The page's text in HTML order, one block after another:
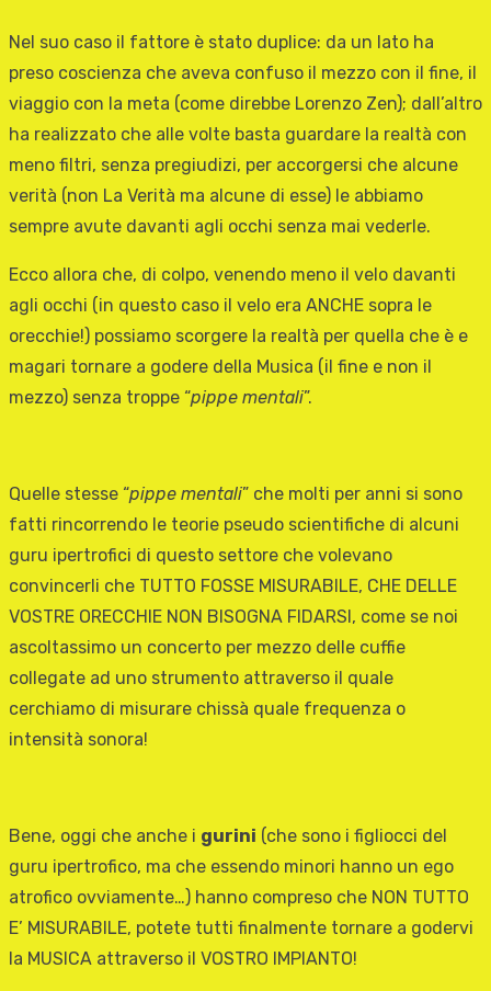
Nel suo caso il fattore è stato duplice: da un lato ha
preso coscienza che aveva confuso il mezzo con il fine, il
viaggio con la meta (come direbbe Lorenzo Zen); dall’altro
ha realizzato che alle volte basta guardare la realtà con
meno filtri, senza pregiudizi, per accorgersi che alcune
verità (non La Verità ma alcune di esse) le abbiamo
sempre avute davanti agli occhi senza mai vederle.
Ecco allora che, di colpo, venendo meno il velo davanti
agli occhi (in questo caso il velo era ANCHE sopra le
orecchie!) possiamo scorgere la realtà per quella che è e
magari tornare a godere della Musica (il fine e non il
mezzo) senza troppe “pippe mentali”.
Quelle stesse “pippe mentali” che molti per anni si sono
fatti rincorrendo le teorie pseudo scientifiche di alcuni
guru ipertrofici di questo settore che volevano
convincerli che TUTTO FOSSE MISURABILE, CHE DELLE
VOSTRE ORECCHIE NON BISOGNA FIDARSI, come se noi
ascoltassimo un concerto per mezzo delle cuffie
collegate ad uno strumento attraverso il quale
cerchiamo di misurare chissà quale frequenza o
intensità sonora!
Bene, oggi che anche i gurini (che sono i figliocci del
guru ipertrofico, ma che essendo minori hanno un ego
atrofico ovviamente…) hanno compreso che NON TUTTO
E’ MISURABILE, potete tutti finalmente tornare a godervi
la MUSICA attraverso il VOSTRO IMPIANTO!